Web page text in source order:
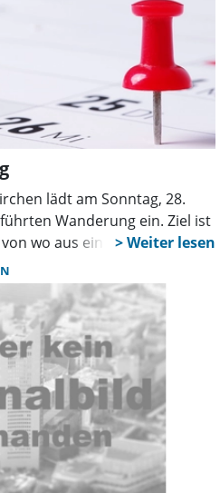
lädt am Sonntag, 28.
Wanderung ein. Ziel ist
wo aus eine rund 8,5
die abwechslungsreiche